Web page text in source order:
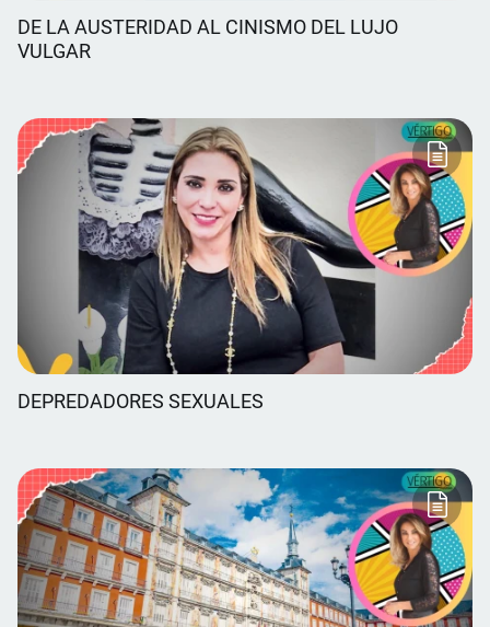
DE LA AUSTERIDAD AL CINISMO DEL LUJO
VULGAR
DEPREDADORES SEXUALES